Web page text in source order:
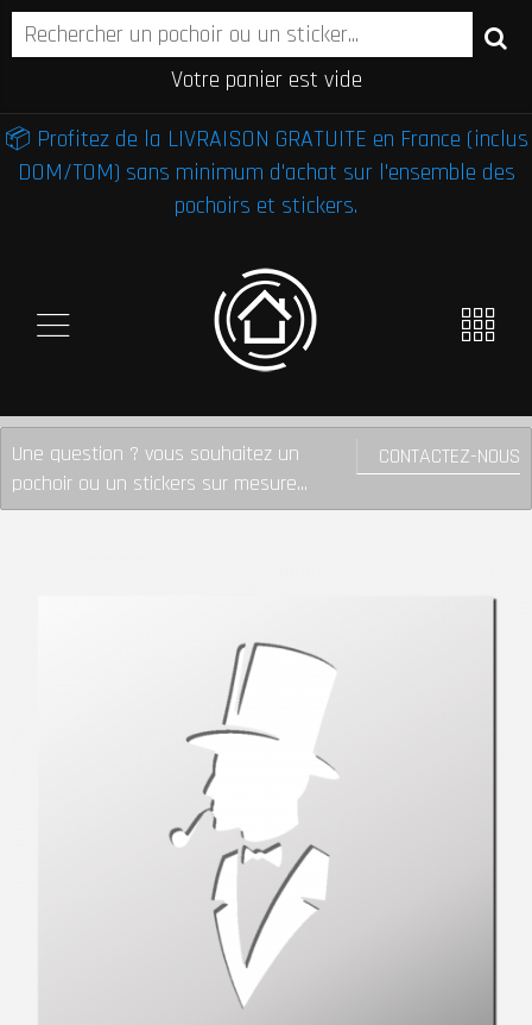
Votre panier est vide
📦 Profitez de la LIVRAISON GRATUITE en France (inclus
DOM/TOM) sans minimum d'achat sur l'ensemble des
pochoirs et stickers.
CONTACTEZ-NOUS
Une question ? vous souhaitez un
pochoir ou un stickers sur mesure...